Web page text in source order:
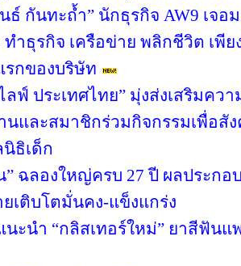
ธ์ กันทะถ้ำ” นักธุรกิจ AW9 เจ
ทำธุรกิจ เครือข่าย พลิกชีวิต เพี
กของบริษัท
ลฟ์ ประเทศไทย” มุ่งส่งเสริมค
และสมาชิกร่วมกิจกรรมเพื่อสังค
นิธิเด็ก
” ฉลองใหญ่ครบ 27 ปี ผลประก
ยเติบโตมั่นคง-แข็งแกร่ง
นะนำ “กลิสเทอร์ใหม่” ยาสีฟัน